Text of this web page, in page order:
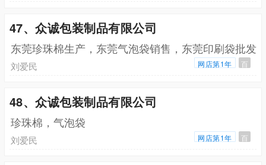
47、众诚包装制品有限公司
东莞珍珠棉生产，东莞气泡袋销售，东莞印刷袋批发
刘爱民 网店第1年 百
48、众诚包装制品有限公司
珍珠棉，气泡袋
刘爱民 网店第1年 百